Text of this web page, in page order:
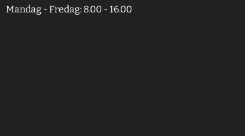
Mandag - Fredag: 8.00 - 16.00